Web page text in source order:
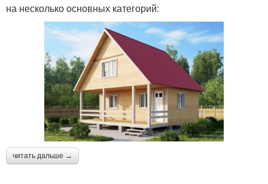
на несколько основных категорий:
читать дальше →